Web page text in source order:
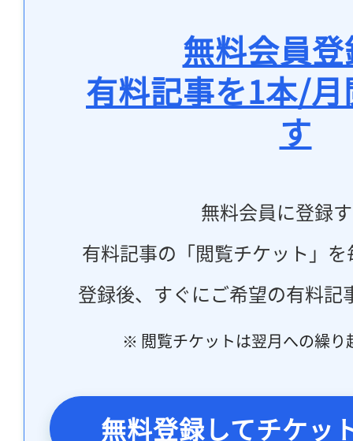
無料会員
有料記事を1本/
す
無料会員に登録
有料記事の「閲覧チケット」
登録後、すぐにご希望の有料記
※ 閲覧チケットは翌月への繰り
無料登録してチケッ